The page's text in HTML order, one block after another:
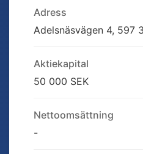
Adress
Adelsnäsvägen 4, 597
Aktiekapital
50 000 SEK
Nettoomsättning
-